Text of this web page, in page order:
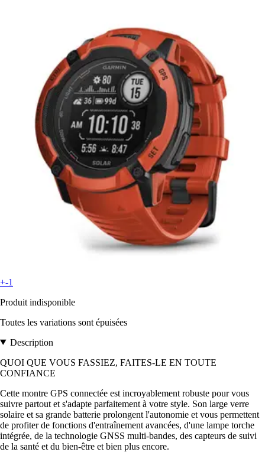
+-1
Produit indisponible
Toutes les variations sont épuisées
Description
QUOI QUE VOUS FASSIEZ, FAITES-LE EN TOUTE
CONFIANCE
Cette montre GPS connectée est incroyablement robuste pour vous
suivre partout et s'adapte parfaitement à votre style. Son large verre
solaire et sa grande batterie prolongent l'autonomie et vous permettent
de profiter de fonctions d'entraînement avancées, d'une lampe torche
intégrée, de la technologie GNSS multi-bandes, des capteurs de suivi
de la santé et du bien-être et bien plus encore.